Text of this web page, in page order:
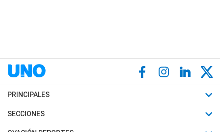
PRINCIPALES
Últimas Noticias
Política
SECCIONES